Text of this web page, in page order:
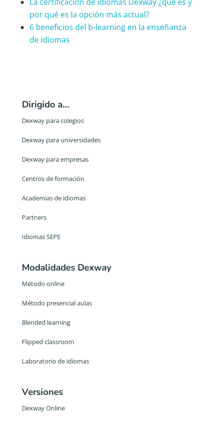
por qué es la opción más actual?
6 beneficios del b-learning en la enseñanza
de idiomas
Dirigido a…
Dexway para colegios
Dexway para universidades
Dexway para empresas
Centros de formación
Academias de idiomas
Partners
Idiomas SEPE
Modalidades Dexway
Método online
Método presencial aulas
Blended learning
Flipped classroom
Laboratorio de idiomas
Versiones
Dexway Online